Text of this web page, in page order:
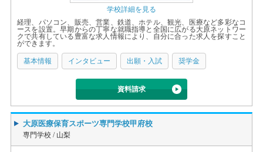
学校詳細を見る
経理、パソコン、販売、営業、鉄道、ホテル、観光、医療など多彩なコ
ースを設置。早期からの丁寧な就職指導と全国に広がる大原ネットワー
クで共有している豊富な求人情報により、自分に合った求人を探すこと
ができます。
基本情報 インタビュー 出願・入試 奨学金
資料請求
大原医療保育スポーツ専門学校甲府校
専門学校 / 山梨